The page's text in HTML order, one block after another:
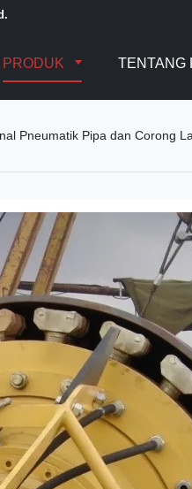
PRODUK TENTANG
Pneumatik Pipa dan Corong